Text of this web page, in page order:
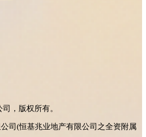
，版权所有。
司(恒基兆业地产有限公司之全资附属